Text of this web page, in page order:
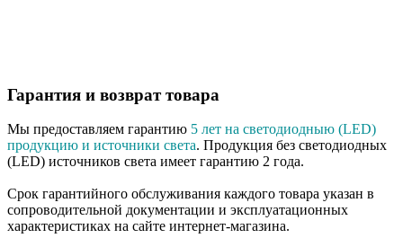
Гарантия и возврат товара
Мы предоставляем гарантию 5 лет на светодиодныю (LED)
продукцию и источники света. Продукция без светодиодных
(LED) источников света имеет гарантию 2 года.
Срок гарантийного обслуживания каждого товара указан в
сопроводительной документации и эксплуатационных
характеристиках на сайте интернет-магазина.